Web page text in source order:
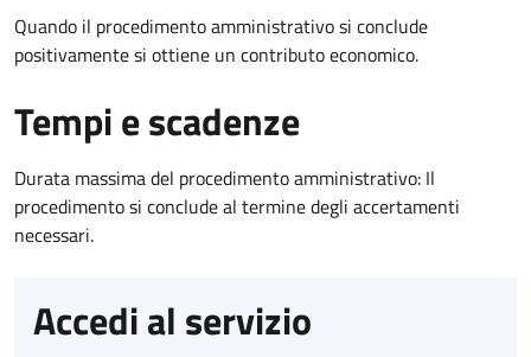
Quando il procedimento amministrativo si conclude
positivamente si ottiene un contributo economico.
Tempi e scadenze
Durata massima del procedimento amministrativo: Il
procedimento si conclude al termine degli accertamenti
necessari.
Accedi al servizio